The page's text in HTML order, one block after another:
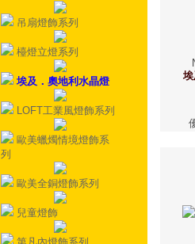
吊扇燈飾系列
檯燈立燈系列
埃及．奧地利水晶燈
LOFT工業風燈飾系列
歐美蠟燭情境燈飾系
列
歐美全銅燈飾系列
兒童燈飾